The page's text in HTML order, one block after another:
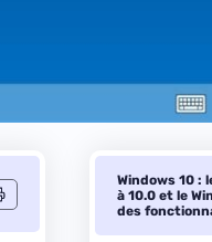
Windows 10 :
à 10.0 et le
des